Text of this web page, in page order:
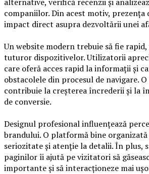
companiilor. Din acest motiv, prezența
impact direct asupra dezvoltării unei
Un website modern trebuie să fie
tuturor dispozitivelor. Utilizatorii
care oferă acces rapid la informații și
obstacolele din procesul de navigare.
contribuie la creșterea încrederii și la
de conversie.
Designul profesional influențează
brandului. O platformă bine
seriozitate și atenție la detalii. În plus,
paginilor îi ajută pe vizitatori să
importante și să interacționeze mai